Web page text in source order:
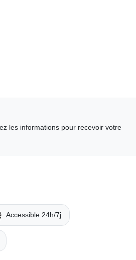
les informations pour recevoir votre
Accessible 24h/7j